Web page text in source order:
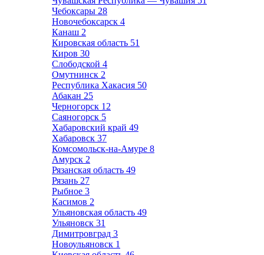
Чебоксары 28
Новочебоксарск 4
Канаш 2
Кировская область 51
Киров 30
Слободской 4
Омутнинск 2
Республика Хакасия 50
Абакан 25
Черногорск 12
Саяногорск 5
Хабаровский край 49
Хабаровск 37
Комсомольск-на-Амуре 8
Амурск 2
Рязанская область 49
Рязань 27
Рыбное 3
Касимов 2
Ульяновская область 49
Ульяновск 31
Димитровград 3
Новоульяновск 1